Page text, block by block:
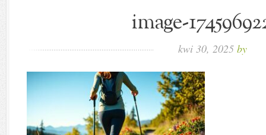
image-
kwi 30, 2025 by